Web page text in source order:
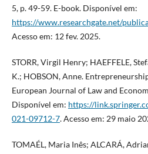
5, p. 49-59. E-book. Disponível em:
https://www.researchgate.net/
Acesso em: 12 fev. 2025.
STORR, Virgil Henry; HAEFFELE,
K.; HOBSON, Anne.
European Journal of Law and
Disponível em: https://
021-09712-7. Acesso em: 29 maio
TOMAÉL, Maria Inês; ALCARÁ,